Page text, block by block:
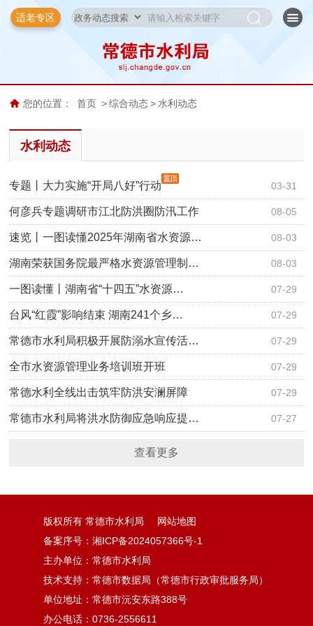
适老专区
您的位置： 首页 > 综合动态 > 水利动态
水利动态
03-31
专题丨大力实施“开局八好”行动
08-05
何彦兵专题调研市江北防洪圈防汛工作
08-03
速览丨一图读懂2025年湖南省水资源…
08-03
湖南荣获国务院最严格水资源管理制…
07-29
一图读懂丨湖南省“十四五”水资源…
07-29
台风“红霞”影响结束 湖南241个乡…
07-29
常德市水利局积极开展防溺水宣传活…
07-29
全市水资源管理业务培训班开班
07-29
常德水利全线出击筑牢防洪安澜屏障
07-27
常德市水利局将洪水防御应急响应提…
查看更多
版权所有 常德市水利局
网站地图
备案序号：湘ICP备2024057366号-1
主办单位：常德市水利局
技术支持：常德市数据局（常德市行政审批服务局）
单位地址：常德市沅安东路388号
办公电话：0736-2556611